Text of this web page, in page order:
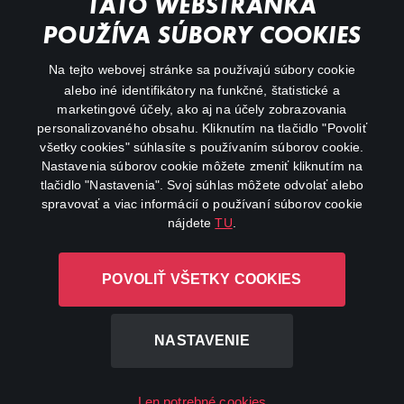
POUŽÍVA SÚBORY COOKIES
Na tejto webovej stránke sa používajú súbory cookie
alebo iné identifikátory na funkčné, štatistické a
marketingové účely, ako aj na účely zobrazovania
personalizovaného obsahu. Kliknutím na tlačidlo "Povoliť
všetky cookies" súhlasíte s používaním súborov cookie.
Nastavenia súborov cookie môžete zmeniť kliknutím na
tlačidlo "Nastavenia". Svoj súhlas môžete odvolať alebo
spravovať a viac informácií o používaní súborov cookie
nájdeteTU
POVOLIŤ VŠETKY COOKIES
NASTAVENIE
O aplikácii Canal+
Canal+ Luxembourg S. à r.l. so sídlom Rue Albert Borschette 4,